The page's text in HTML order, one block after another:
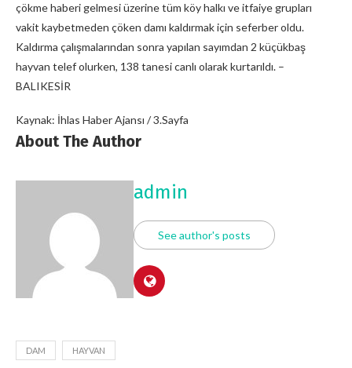
çökme haberi gelmesi üzerine tüm köy halkı ve itfaiye grupları
vakit kaybetmeden çöken damı kaldırmak için seferber oldu.
Kaldırma çalışmalarından sonra yapılan sayımdan 2 küçükbaş
hayvan telef olurken, 138 tanesi canlı olarak kurtarıldı. –
BALIKESİR
Kaynak: İhlas Haber Ajansı / 3.Sayfa
About The Author
admin
See author's posts
DAM HAYVAN